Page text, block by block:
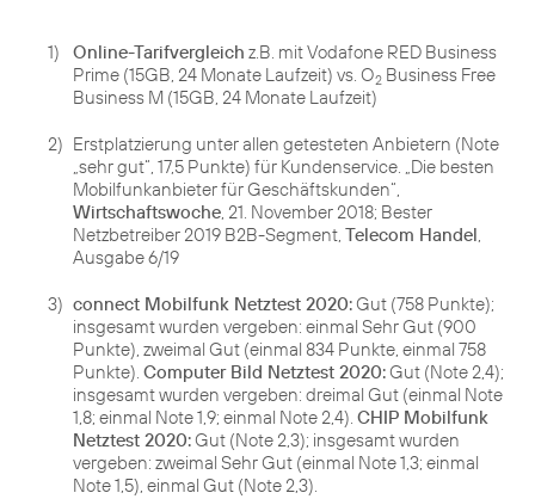
1) Online-Tarifvergleich z.B. mit Vodafone RED Business
Prime (15GB, 24 Monate Laufzeit) vs. O2 Business Free
Business M (15GB, 24 Monate Laufzeit)
2) Erstplatzierung unter allen getesteten Anbietern (Note
„sehr gut“, 17,5 Punkte) für Kundenservice. „Die besten
Mobilfunkanbieter für Geschäftskunden“,
Wirtschaftswoche, 21. November 2018; Bester
Netzbetreiber 2019 B2B-Segment, Telecom Handel,
Ausgabe 6/19
3) connect Mobilfunk Netztest 2020:Gut (758 Punkte);
insgesamt wurden vergeben: einmal Sehr Gut (900
Punkte), zweimal Gut (einmal 834 Punkte, einmal 758
Punkte). Computer Bild Netztest 2020:Gut (Note 2,4);
insgesamt wurden vergeben: dreimal Gut (einmal Note
1,8; einmal Note 1,9; einmal Note 2,4). CHIP Mobilfunk
Netztest 2020:Gut (Note 2,3); insgesamt wurden
vergeben: zweimal Sehr Gut (einmal Note 1,3; einmal
Note 1,5), einmal Gut (Note 2,3).